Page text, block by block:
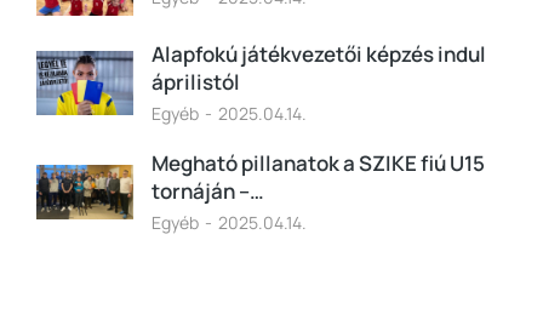
Alapfokú játékvezetői képzés indul
áprilistól
Egyéb 2025.04.14.
Megható pillanatok a SZIKE fiú U15
tornáján –…
Egyéb 2025.04.14.